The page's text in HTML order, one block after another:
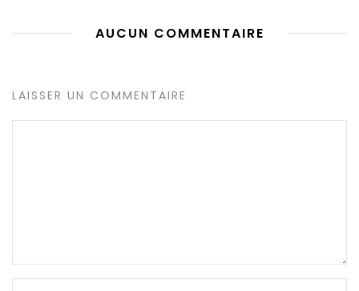
AUCUN COMMENTAIRE
LAISSER UN COMMENTAIRE